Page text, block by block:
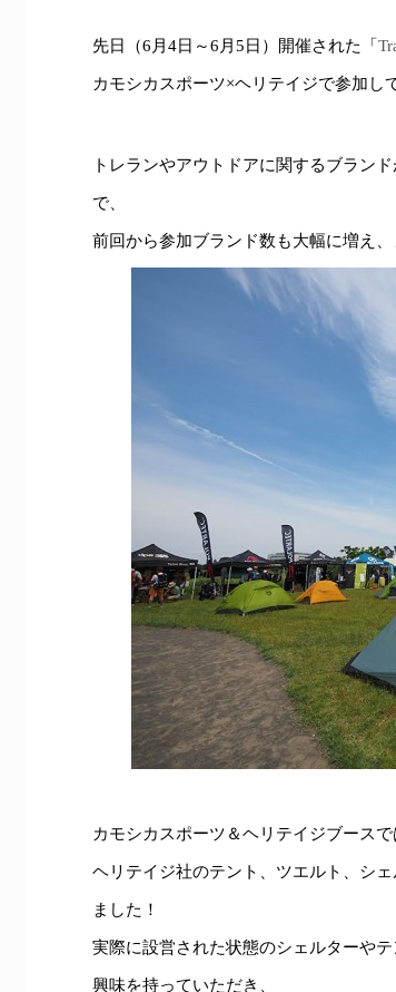
先日（6月4日～6月5日）開催された「
カモシカスポーツ×ヘリテイジで参加し
トレランやアウトドアに関するブラン
で、
前回から参加ブランド数も大幅に増え
カモシカスポーツ＆ヘリテイジブースで
ヘリテイジ社のテント、ツエルト、シ
ました！
実際に設営された状態のシェルターや
興味を持っていただき、